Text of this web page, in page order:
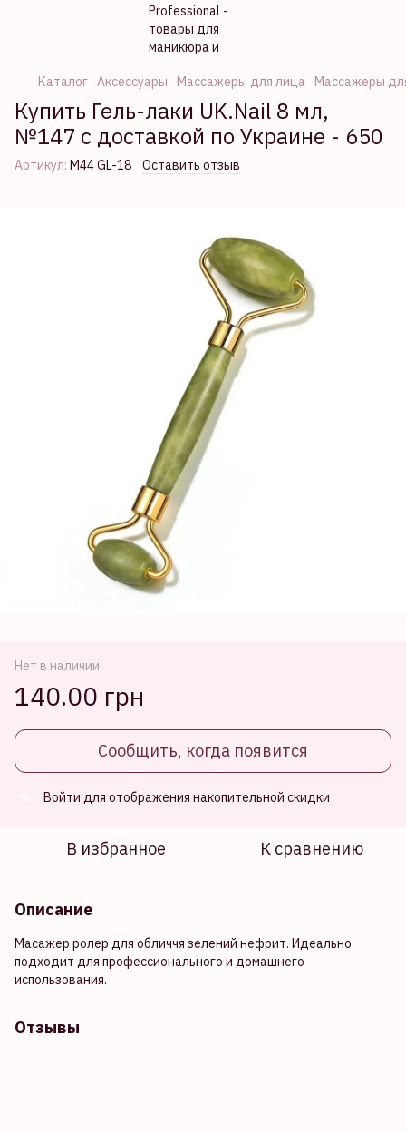
Каталог Аксессуары Массажеры для лица Массажеры
Купить Гель-лаки UK.Nail 8 мл,
№147 с доставкой по Украине - 650
Артикул: M44 GL-18 Оставить отзыв
Нет в наличии
140.00 грн
Сообщить, когда появится
Войти для отображения накопительной скидки
В избранное К сравнению
Описание
Масажер ролер для обличчя зелений нефрит. Идеально
подходит для профессионального и домашнего
использования.
Отзывы